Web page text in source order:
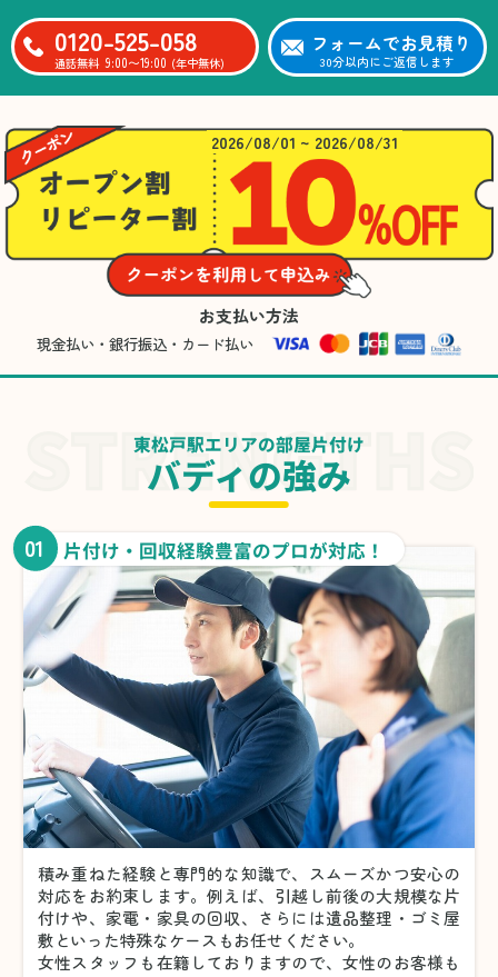
0120-525-058
通話無料 9:00〜19:00 (年中無休)
フォームでお見積り
30分以内にご返信します
2026/08/01 ~ 2026/08/31
お支払い方法
現金払い・銀行振込・カード払い
東松戸駅エリアの部屋片付け
バディの強み
01 片付け・回収経験豊富のプロが対応！
積み重ねた経験と専門的な知識で、スムーズかつ安心の
対応をお約束します。例えば、引越し前後の大規模な片
付けや、家電・家具の回収、さらには遺品整理・ゴミ屋
敷といった特殊なケースもお任せください。
女性スタッフも在籍しておりますので、女性のお客様も